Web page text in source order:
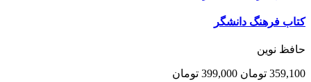
کتاب فرهنگ دانشگر
حافظ نوین
359,100 تومان 399,000 تومان